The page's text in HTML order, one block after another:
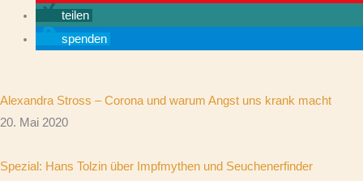
teilen
spenden
Alexandra Stross – Corona und warum Angst uns krank macht
20. Mai 2020
Spezial: Hans Tolzin über Impfmythen und Seuchenerfinder